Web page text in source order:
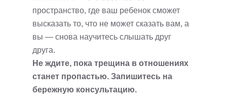
пространство, где ваш ребенок сможет
высказать то, что не может сказать вам, а
вы — снова научитесь слышать друг
друга.
Не ждите, пока трещина в отношениях
станет пропастью. Запишитесь на
бережную консультацию.